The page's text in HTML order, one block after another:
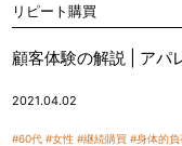
リピート購買
顧客体験の解説 | アパ
2021.04.02
#60代 #女性 #継続購買 #身体的負